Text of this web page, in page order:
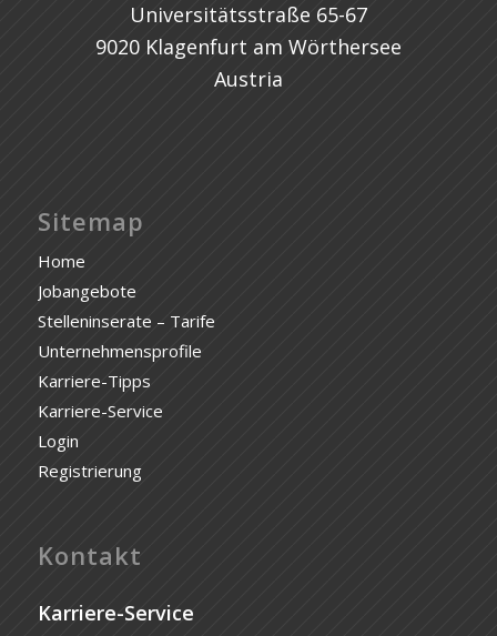
Universitätsstraße 65-67
9020 Klagenfurt am Wörthersee
Austria
Sitemap
Home
Jobangebote
Stelleninserate – Tarife
Unternehmensprofile
Karriere-Tipps
Karriere-Service
Login
Registrierung
Kontakt
Karriere-Service